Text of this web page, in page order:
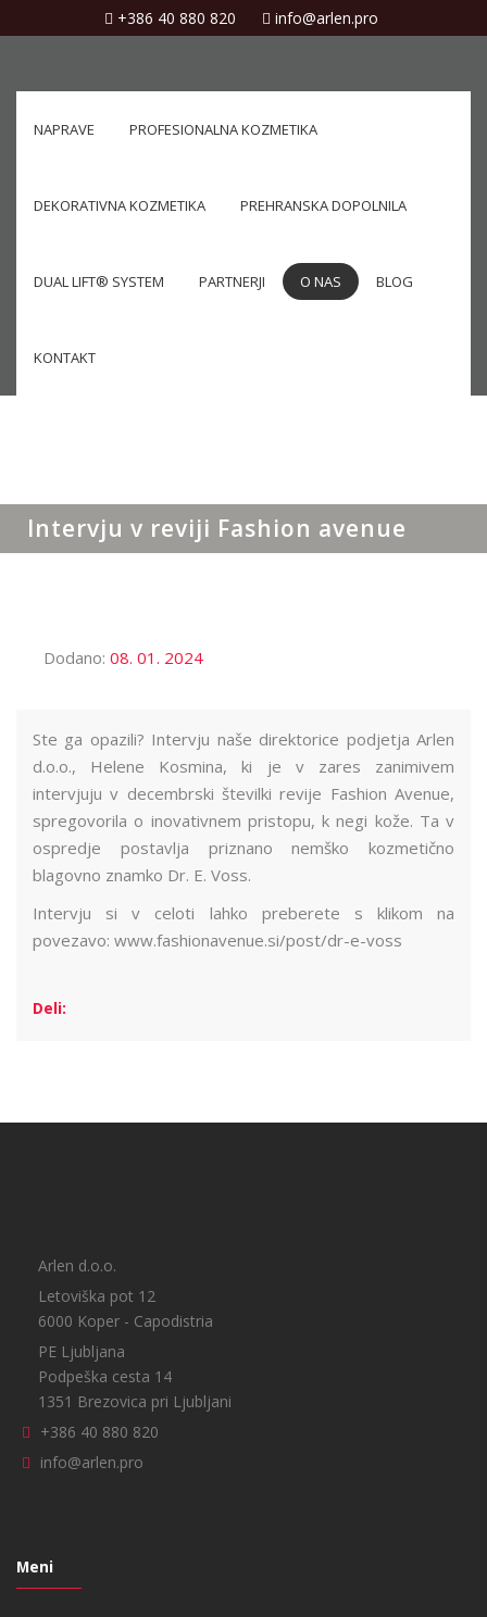
+386 40 880 820 info@arlen.pro
NAPRAVE PROFESIONALNA KOZMETIKA
DEKORATIVNA KOZMETIKA PREHRANSKA DOPOLNILA
DUAL LIFT® SYSTEM PARTNERJI O NAS BLOG
KONTAKT
Intervju v reviji Fashion avenue
Dodano: 08. 01. 2024
Ste ga opazili? Intervju naše direktorice podjetja Arlen
d.o.o., Helene Kosmina, ki je v zares zanimivem
intervjuju v decembrski številki revije Fashion Avenue,
spregovorila o inovativnem pristopu, k negi kože. Ta v
ospredje postavlja priznano nemško kozmetično
blagovno znamko Dr. E. Voss.
Intervju si v celoti lahko preberete s klikom na
povezavo: www.fashionavenue.si/post/dr-e-voss
Deli:
Arlen d.o.o.
Letoviška pot 12
6000 Koper - Capodistria
PE Ljubljana
Podpeška cesta 14
1351 Brezovica pri Ljubljani
+386 40 880 820
info@arlen.pro
Meni